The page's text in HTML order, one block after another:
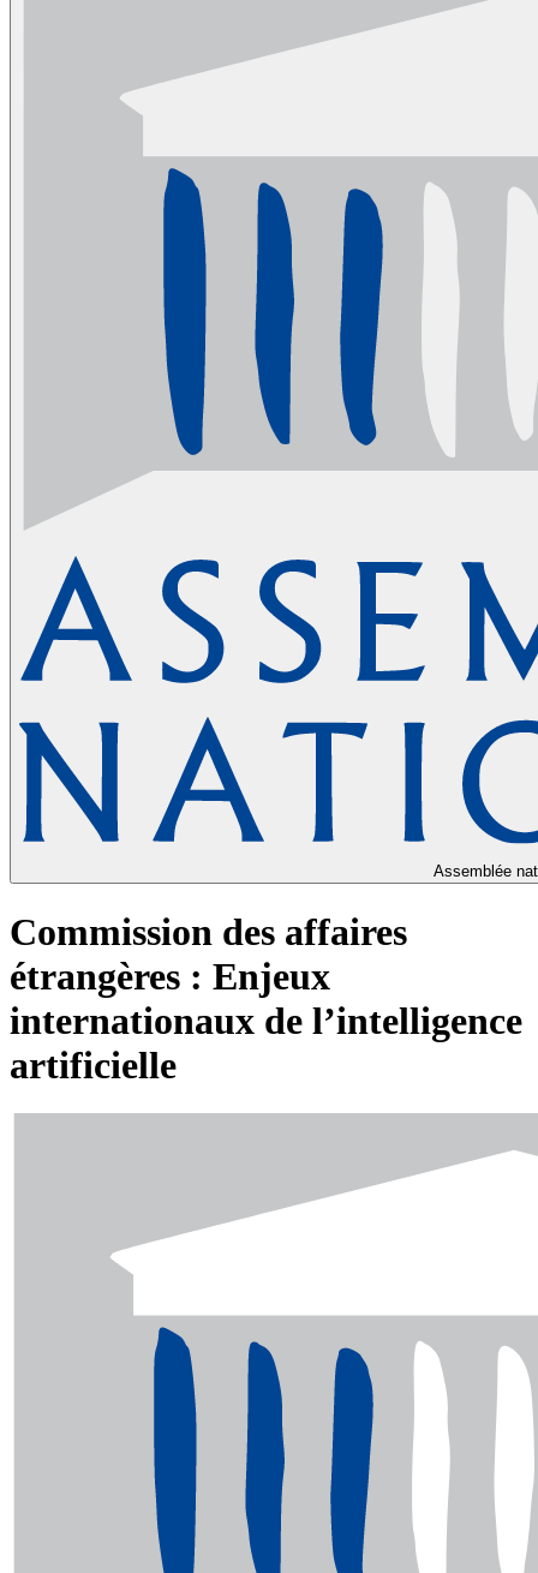
Assemblée
Commission des affaires
étrangères : Enjeux
internationaux de l’intelligence
artificielle